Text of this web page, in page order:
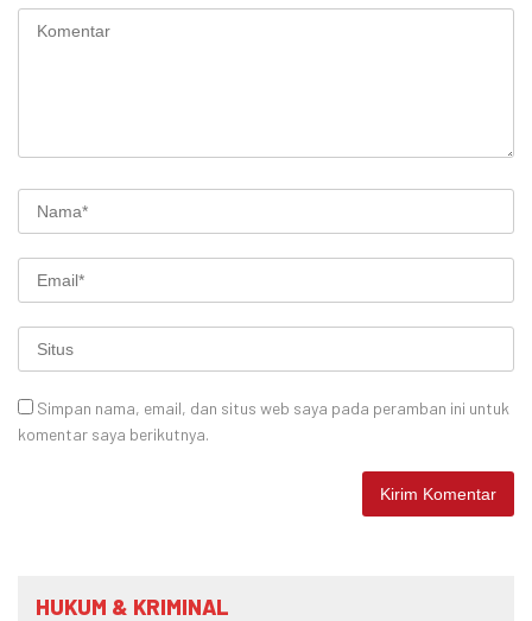
Simpan nama, email, dan situs web saya pada peramban ini untuk
komentar saya berikutnya.
HUKUM & KRIMINAL